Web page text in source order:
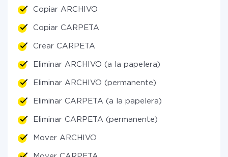
Copiar ARCHIVO
Copiar CARPETA
Crear CARPETA
Eliminar ARCHIVO (a la papelera)
Eliminar ARCHIVO (permanente)
Eliminar CARPETA (a la papelera)
Eliminar CARPETA (permanente)
Mover ARCHIVO